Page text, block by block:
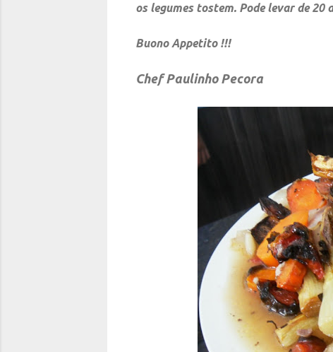
os legumes tostem. Pode levar de
Buono Appetito !!!
Chef Paulinho Pecora